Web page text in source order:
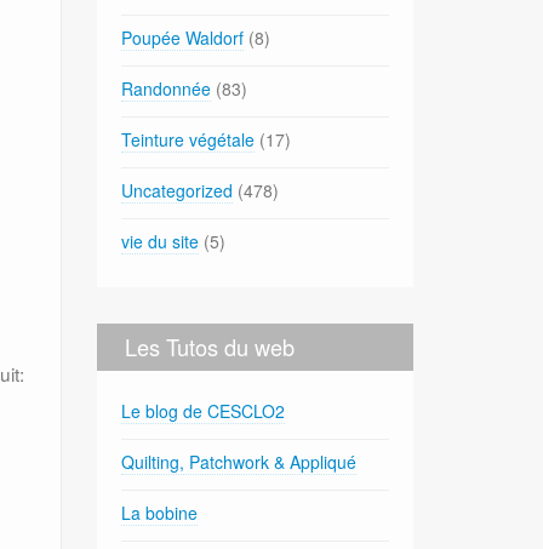
Poupée Waldorf (8)
Randonnée (83)
Teinture végétale (17)
Uncategorized (478)
vie du site (5)
Les Tutos du web
Le blog de CESCLO2
Quilting, Patchwork & Appliqué
La bobine